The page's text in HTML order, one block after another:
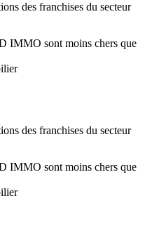
des franchises du secteur
IMMO sont moins chers que
des franchises du secteur
IMMO sont moins chers que